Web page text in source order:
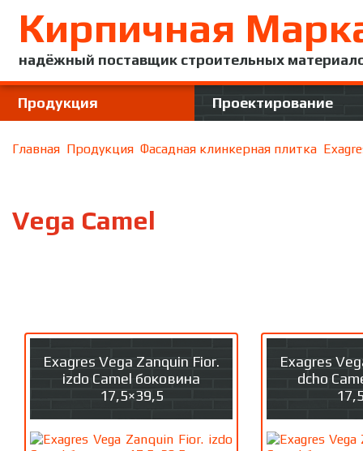
Кирпичная
надёжный поставщик строительных
Продукция Проектирование
Главная Продукция Фасадная клинкерная плитка
Vega Camel
Exagres Vega Zanquin Fior.
izdo Camel боковина
17,5×39,5
Exagres
dcho